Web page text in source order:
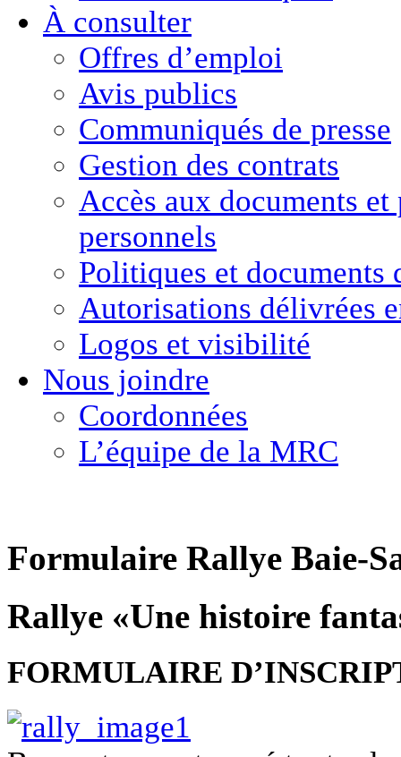
À consulter
Offres d’emploi
Avis publics
Communiqués de presse
Gestion des contrats
Accès aux documents et
personnels
Politiques et documents
Autorisations délivrées
Logos et visibilité
Nous joindre
Coordonnées
L’équipe de la MRC
Formulaire Rallye Baie-
Rallye «Une histoire
FORMULAIRE